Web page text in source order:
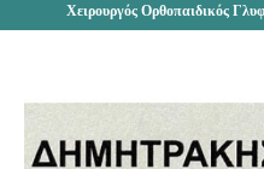
Χειρουργός Ορθοπαιδικός